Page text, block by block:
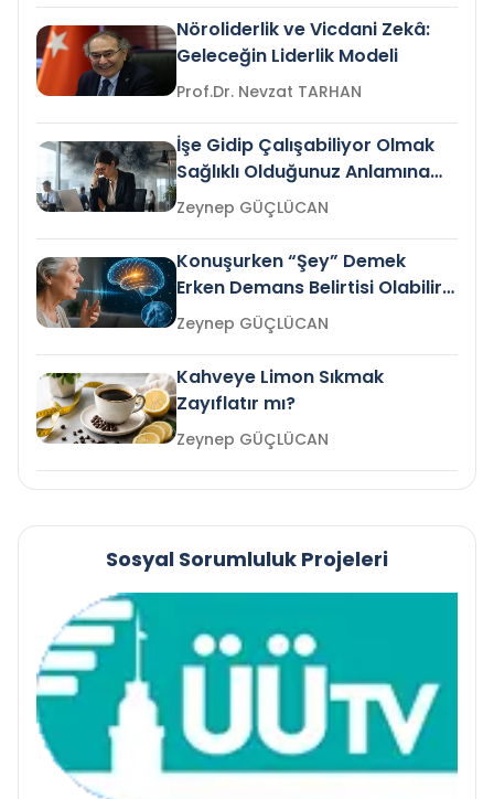
Nöroliderlik ve Vicdani Zekâ:
Geleceğin Liderlik Modeli
Prof.Dr. Nevzat TARHAN
İşe Gidip Çalışabiliyor Olmak
Sağlıklı Olduğunuz Anlamına
Gelir mi?Zeynep GÜÇLÜCAN
Konuşurken “Şey” Demek
Erken Demans Belirtisi Olabilir
mi?
Zeynep GÜÇLÜCAN
Kahveye Limon Sıkmak
Zayıflatır mı?
Zeynep GÜÇLÜCAN
Sosyal Sorumluluk Projeleri